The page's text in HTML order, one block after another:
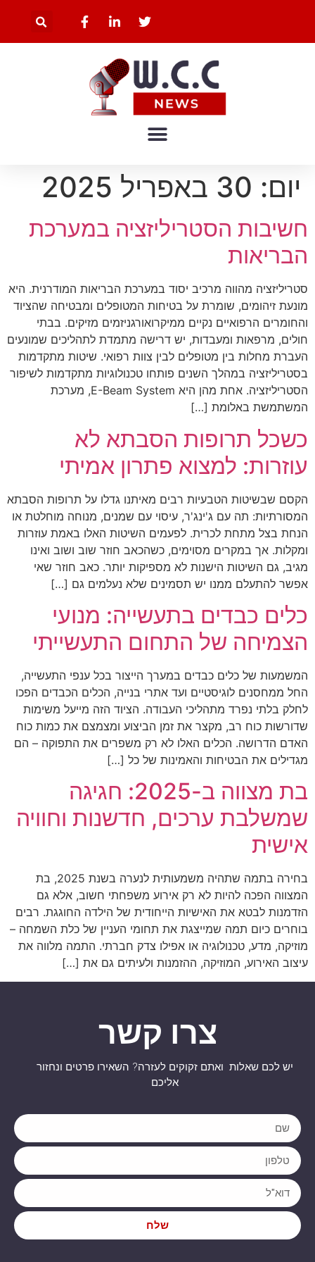
יום: 30 באפריל 2025
חשיבות הסטריליזציה במערכת
הבריאות
סטריליזציה מהווה מרכיב יסוד במערכת הבריאות המודרנית. היא
מונעת זיהומים, שומרת על בטיחות המטופלים ומבטיחה שהציוד
והחומרים הרפואיים נקיים ממיקרואורגניזמים מזיקים. בבתי
חולים, מרפאות ומעבדות, יש דרישה מתמדת לתהליכים שמונעים
העברת מחלות בין מטופלים לבין צוות רפואי. שיטות מתקדמות
בסטריליזציה במהלך השנים פותחו טכנולוגיות מתקדמות לשיפור
הסטריליזציה. אחת מהן היא E-Beam System, מערכת
המשתמשת באלומת […]
כשכל תרופות הסבתא לא
עוזרות: למצוא פתרון אמיתי
הקסם שבשיטות הטבעיות רבים מאיתנו גדלו על תרופות הסבתא
המסורתיות: תה עם ג'ינג'ר, עיסוי עם שמנים, מנוחה מוחלטת או
הנחת בצל מתחת לכרית. לפעמים השיטות האלו באמת עוזרות
ומקלות. אך במקרים מסוימים, כשהכאב חוזר שוב ושוב ואינו
מגיב, גם השיטות הישנות לא מספיקות יותר. כאב חוזר שאי
אפשר להתעלם ממנו יש תסמינים שלא נעלמים גם […]
כלים כבדים בתעשייה: מנועי
הצמיחה של התחום התעשייתי
המשמעות של כלים כבדים במערך הייצור בכל ענפי התעשייה,
החל ממחסנים לוגיסטיים ועד אתרי בנייה, הכלים הכבדים הפכו
לחלק בלתי נפרד מתהליכי העבודה. הציוד הזה מייעל משימות
שדורשות כוח רב, מקצר את זמן הביצוע ומצמצם את כמות כוח
האדם הדרושה. הכלים האלו לא רק משפרים את התפוקה – הם
מגדילים את הבטיחות והאמינות של כל […]
בת מצווה ב-2025: חגיגה
שמשלבת ערכים, חדשנות וחוויה
אישית
בחירה בתמה שתהיה משמעותית לנערה בשנת 2025, בת
המצווה הפכה להיות לא רק אירוע משפחתי חשוב, אלא גם
הזדמנות לבטא את האישיות הייחודית של הילדה החוגגת. רבים
בוחרים כיום תמה שמייצגת את תחומי העניין של כלת השמחה –
מוזיקה, מדע, טכנולוגיה או אפילו צדק חברתי. התמה מלווה את
עיצוב האירוע, המוזיקה, ההזמנות ולעיתים גם את […]
צרו קשר
יש לכם שאלות ואתם זקוקים לעזרה? השאירו פרטים ונחזור
אליכם
שלח